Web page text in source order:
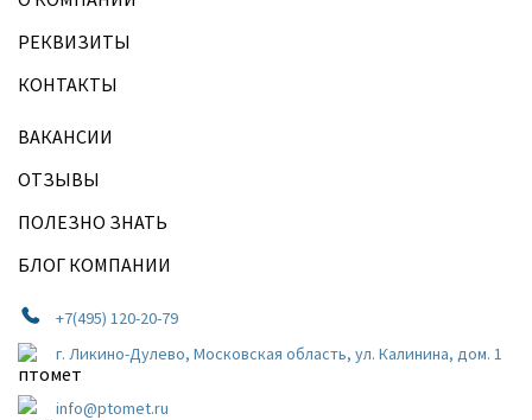
РЕКВИЗИТЫ
КОНТАКТЫ
ВАКАНСИИ
ОТЗЫВЫ
ПОЛЕЗНО ЗНАТЬ
БЛОГ КОМПАНИИ
+7(495) 120-20-79
г. Ликино-Дулево, Московская область, ул. Калинина, дом. 1
info@ptomet.ru